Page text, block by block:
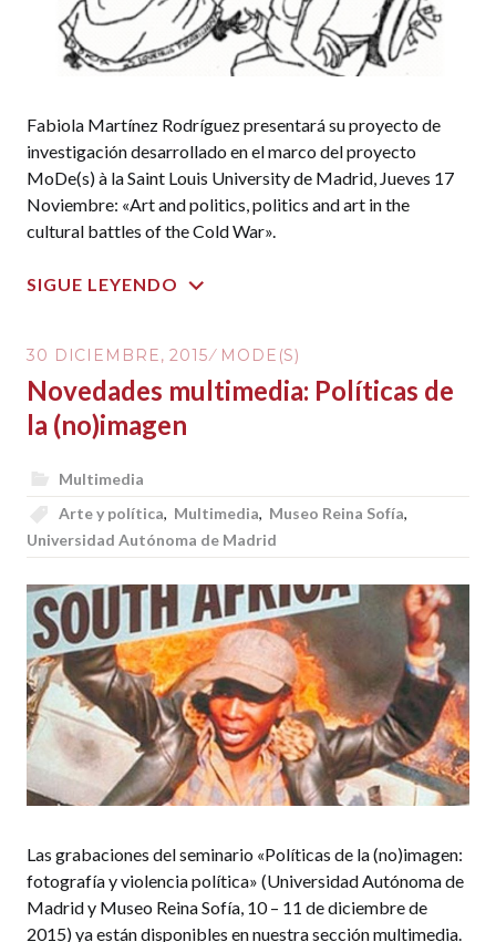
Fabiola Martínez Rodríguez presentará su proyecto de
investigación desarrollado en el marco del proyecto
MoDe(s) à la Saint Louis University de Madrid, Jueves 17
Noviembre: «Art and politics, politics and art in the
cultural battles of the Cold War».
SIGUE LEYENDO
30 DICIEMBRE, 2015 MODE(S)
Novedades multimedia: Políticas de
la (no)imagen
Multimedia
Arte y política, Multimedia, Museo Reina Sofía,
Universidad Autónoma de Madrid
Las grabaciones del seminario «Políticas de la (no)imagen:
fotografía y violencia política» (Universidad Autónoma de
Madrid y Museo Reina Sofía, 10 – 11 de diciembre de
2015) ya están disponibles en nuestra sección multimedia.